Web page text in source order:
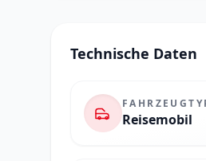
Technische Daten
Reisemobil